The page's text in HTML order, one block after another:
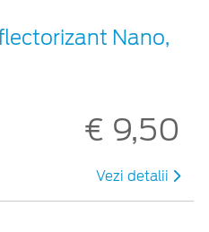
Nano,
€ 9,50
Vezi detalii